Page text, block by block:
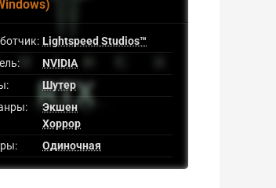
Lightspeed Studios™
NVIDIA
Шутер
Экшен
Хоррор
Одиночная